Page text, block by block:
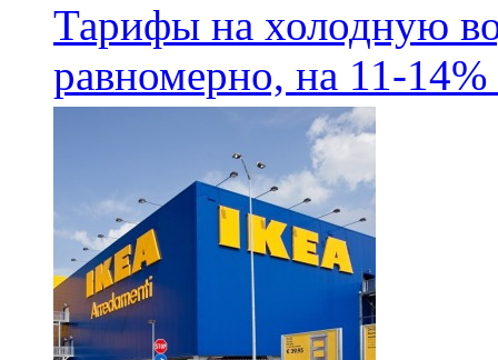
Тарифы на холодную
равномерно, на 11-14%